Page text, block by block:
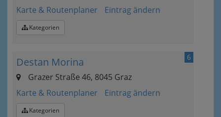
Karte & Routenplaner
Eintrag ändern
Kategorien
6
Destan Morina
Grazer Straße 46, 8045 Graz
Karte & Routenplaner
Eintrag ändern
Kategorien